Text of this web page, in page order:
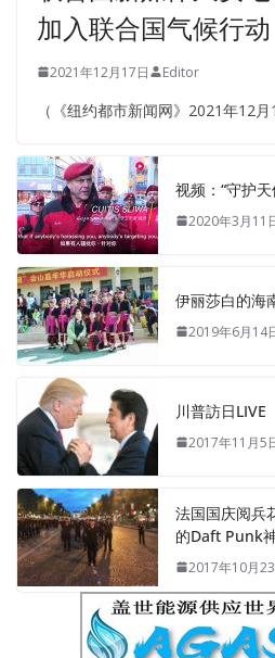
加入联合国气候行动
2021年12月17日 Editor
（《纽约都市新闻网》2021年12
视频：“守护
2020年3月11
伊丽莎白的海
2019年6月14
川普訪日LIVE
2017年11月5
法国国庆阅兵
的Daft Punk
2017年10月